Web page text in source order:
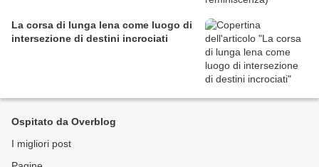
La corsa di lunga lena come luogo di
intersezione di destini incrociati
Ospitato da Overblog
I migliori post